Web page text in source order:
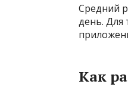
Средний
день. Для
Как